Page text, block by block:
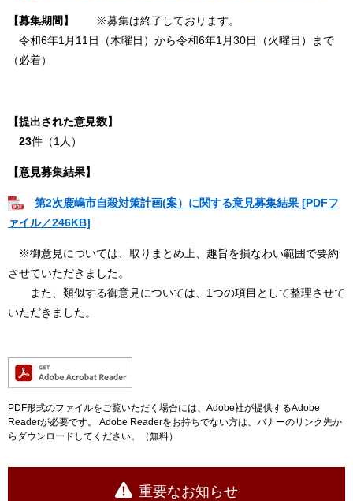
【募集期間】
※募集は終了しております。
令和6年1月11日（木曜日）から令和6年1月30日（火曜日）まで
（必着）
【提出された意見数】
23件（1人）
【意見募集結果】
第2次鹿嶋市自殺対策計画(案）に関する意見募集結果 [PDFフ
ァイル／246KB]
※御意見については、取りまとめ上、趣旨を損なわい範囲で要約
させていただきました。
また、類似する御意見については、1つの項目として整理させて
いただきました。
PDF形式のファイルをご覧いただく場合には、Adobe社が提供するAdobe
Readerが必要です。
Adobe Readerをお持ちでない方は、バナーのリンク先か
らダウンロードしてください。（無料）
重要なお知らせ